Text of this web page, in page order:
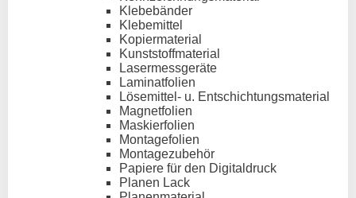
Klebebänder
Klebemittel
Kopiermaterial
Kunststoffmaterial
Lasermessgeräte
Laminatfolien
Lösemittel- u. Entschichtungsmaterial
Magnetfolien
Maskierfolien
Montagefolien
Montagezubehör
Papiere für den Digitaldruck
Planen Lack